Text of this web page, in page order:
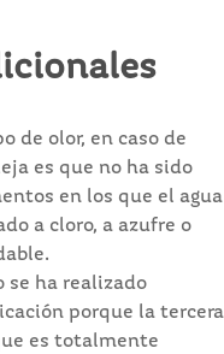
de olor, en caso de
es que no ha sido
en los que el agua
a cloro, a azufre o
se ha realizado
porque la tercera
es totalmente